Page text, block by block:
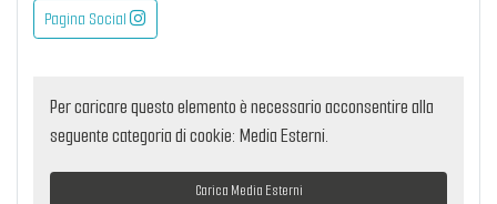
Pagina Social
Per caricare questo elemento è necessario acconsentire alla
seguente categoria di cookie: Media Esterni.
Carica Media Esterni